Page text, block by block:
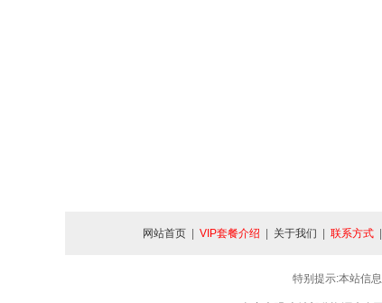
网站首页 VIP套餐介绍 关于我们 联系方式
特别提示:本站信